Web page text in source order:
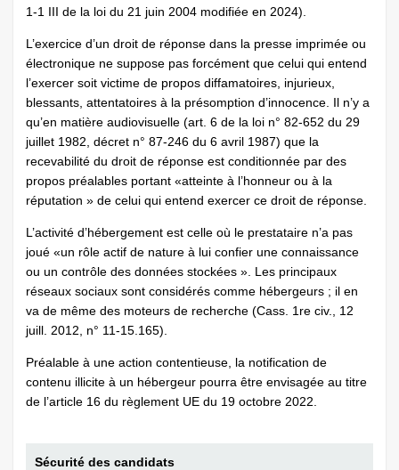
1-1 III de la loi du 21 juin 2004 modifiée en 2024).
L’exercice d’un droit de réponse dans la presse imprimée ou
électronique ne suppose pas forcément que celui qui entend
l’exercer soit victime de propos diffamatoires, injurieux,
blessants, attentatoires à la présomption d’innocence. Il n’y a
qu’en matière audiovisuelle (art. 6 de la loi n° 82-652 du 29
juillet 1982, décret n° 87-246 du 6 avril 1987) que la
recevabilité du droit de réponse est conditionnée par des
propos préalables portant «atteinte à l’honneur ou à la
réputation » de celui qui entend exercer ce droit de réponse.
L’activité d’hébergement est celle où le prestataire n’a pas
joué «un rôle actif de nature à lui confier une connaissance
ou un contrôle des données stockées ». Les principaux
réseaux sociaux sont considérés comme hébergeurs ; il en
va de même des moteurs de recherche (Cass. 1re civ., 12
juill. 2012, n° 11-15.165).
Préalable à une action contentieuse, la notification de
contenu illicite à un hébergeur pourra être envisagée au titre
de l’article 16 du règlement UE du 19 octobre 2022.
Sécurité des candidats